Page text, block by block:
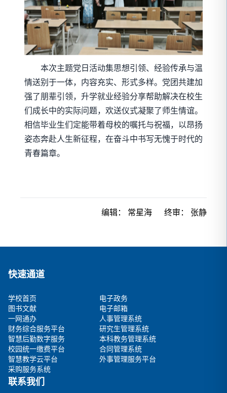
本次主题党日活动集思想引领、经验传承与温
情送别于一体，内容充实、形式多样。党团共建加
强了朋辈引领，升学就业经验分享帮助解决在校生
们成长中的实际问题，欢送仪式凝聚了师生情谊。
相信毕业生们定能带着母校的嘱托与祝福，以昂扬
姿态奔赴人生新征程，在奋斗中书写无愧于时代的
青春篇章。
编辑： 常星海 终审： 张静
快速通道
学校首页
电子政务
图书文献
电子邮箱
一网通办
人事管理系统
财务综合服务平台
研究生管理系统
智慧后勤数字服务
本科教务管理系统
校园统一缴费平台
合同管理系统
智慧教学云平台
外事管理服务平台
采购服务系统
联系我们